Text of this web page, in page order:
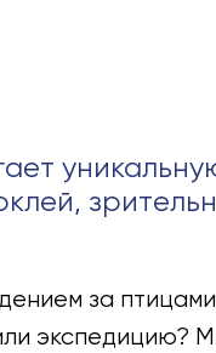
за
экспедицию?